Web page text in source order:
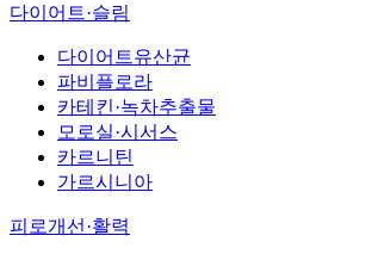
다이어트·슬림
다이어트유산균
파비플로라
카테킨·녹차추출물
모로실·시서스
카르니틴
가르시니아
피로개선·활력